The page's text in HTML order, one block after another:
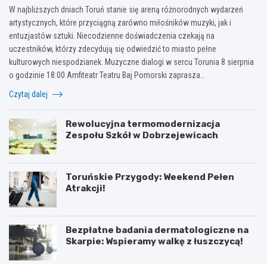
W najbliższych dniach Toruń stanie się areną różnorodnych wydarzeń
artystycznych, które przyciągną zarówno miłośników muzyki, jak i
entuzjastów sztuki. Niecodzienne doświadczenia czekają na
uczestników, którzy zdecydują się odwiedzić to miasto pełne
kulturowych niespodzianek. Muzyczne dialogi w sercu Torunia 8 sierpnia
o godzinie 18:00 Amfiteatr Teatru Baj Pomorski zaprasza…
Czytaj dalej
Rewolucyjna termomodernizacja
Zespołu Szkół w Dobrzejewicach
Toruńskie Przygody: Weekend Pełen
Atrakcji!
Bezpłatne badania dermatologiczne na
Skarpie: Wspieramy walkę z łuszczycą!